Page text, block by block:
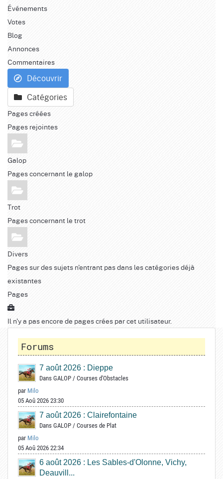
Événements
Votes
Blog
Annonces
Commentaires
Découvrir
Catégories
Pages créées
Pages rejointes
Galop
Pages concernant le galop
Trot
Pages concernant le trot
Divers
Pages sur des sujets n'entrant pas dans les catégories déjà
existantes
Pages
Il n'y a pas encore de pages crées par cet utilisateur.
Forums
7 août 2026 : Dieppe
Dans GALOP / Courses d'Obstacles
par Milo
05 Aoû 2026 23:30
7 août 2026 : Clairefontaine
Dans GALOP / Courses de Plat
par Milo
05 Aoû 2026 22:34
6 août 2026 : Les Sables-d'Olonne, Vichy,
Deauvill...